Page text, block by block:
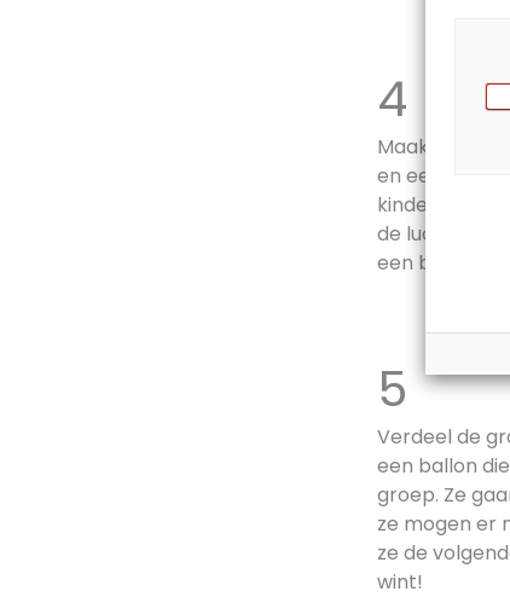
4
Maak
en een
kinderen
de lucht
een beker.
5
Verdeel de
een ballon
groep. Ze
ze mogen er
ze de
wint!